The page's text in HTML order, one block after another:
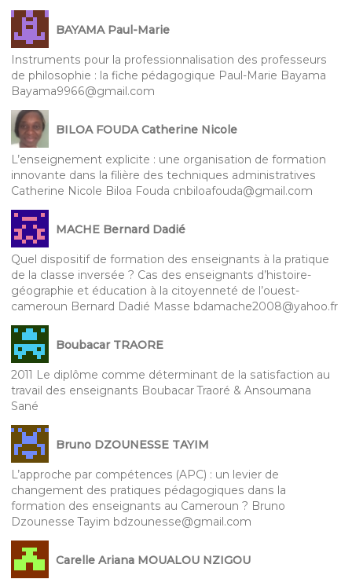
BAYAMA Paul-Marie
Instruments pour la professionnalisation des professeurs
de philosophie : la fiche pédagogique Paul-Marie Bayama
Bayama9966@gmail.com
BILOA FOUDA Catherine Nicole
L’enseignement explicite : une organisation de formation
innovante dans la filière des techniques administratives
Catherine Nicole Biloa Fouda cnbiloafouda@gmail.com
MACHE Bernard Dadié
Quel dispositif de formation des enseignants à la pratique
de la classe inversée ? Cas des enseignants d’histoire-
géographie et éducation à la citoyenneté de l’ouest-
cameroun Bernard Dadié Masse bdamache2008@yahoo.fr
Boubacar TRAORE
2011 Le diplôme comme déterminant de la satisfaction au
travail des enseignants Boubacar Traoré & Ansoumana
Sané
Bruno DZOUNESSE TAYIM
L’approche par compétences (APC) : un levier de
changement des pratiques pédagogiques dans la
formation des enseignants au Cameroun ? Bruno
Dzounesse Tayim bdzounesse@gmail.com
Carelle Ariana MOUALOU NZIGOU